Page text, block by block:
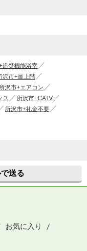
追焚機能浴室
沢市+最上階
所沢市+エアコン
ス
所沢市+CATV
所沢市+礼金不要
送る
お気に入り